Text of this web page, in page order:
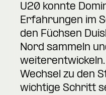
U20 konnte
Erfahrungen im
den Füchsen
Nord sammeln
Wechsel zu den
wichtige Schritt